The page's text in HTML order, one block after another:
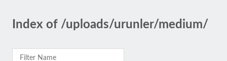
Index of /uploads/urunler/medium/